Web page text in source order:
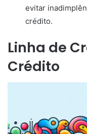
evitar
crédito.
Linha de
Crédito